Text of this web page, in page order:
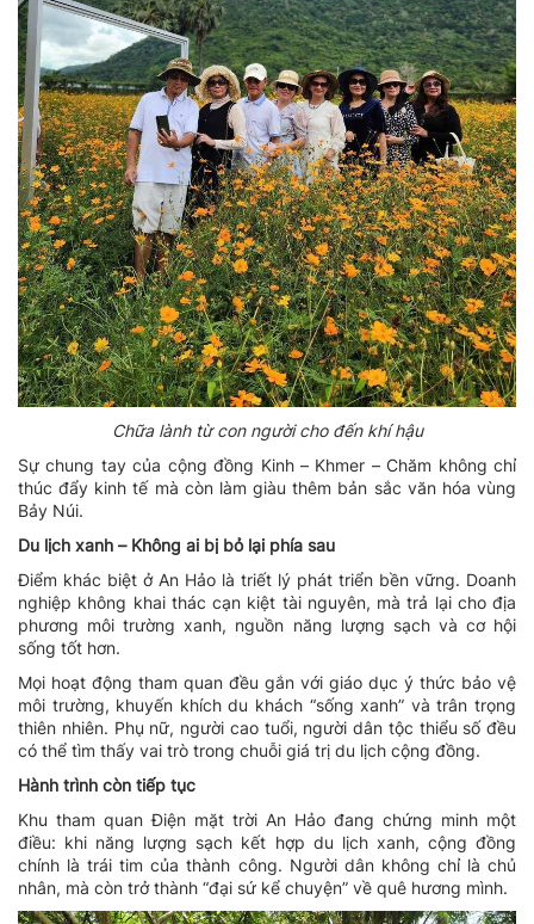
Chữa lành từ con người cho đến khí hậu
Sự chung tay của cộng đồng Kinh – Khmer – Chăm không chỉ
thúc đẩy kinh tế mà còn làm giàu thêm bản sắc văn hóa vùng
Bảy Núi.
Du lịch xanh – Không ai bị bỏ lại phía sau
Điểm khác biệt ở An Hảo là triết lý phát triển bền vững. Doanh
nghiệp không khai thác cạn kiệt tài nguyên, mà trả lại cho địa
phương môi trường xanh, nguồn năng lượng sạch và cơ hội
sống tốt hơn.
Mọi hoạt động tham quan đều gắn với giáo dục ý thức bảo vệ
môi trường, khuyến khích du khách “sống xanh” và trân trọng
thiên nhiên. Phụ nữ, người cao tuổi, người dân tộc thiểu số đều
có thể tìm thấy vai trò trong chuỗi giá trị du lịch cộng đồng.
Hành trình còn tiếp tục
Khu tham quan Điện mặt trời An Hảo đang chứng minh một
điều: khi năng lượng sạch kết hợp du lịch xanh, cộng đồng
chính là trái tim của thành công. Người dân không chỉ là chủ
nhân, mà còn trở thành “đại sứ kể chuyện” về quê hương mình.